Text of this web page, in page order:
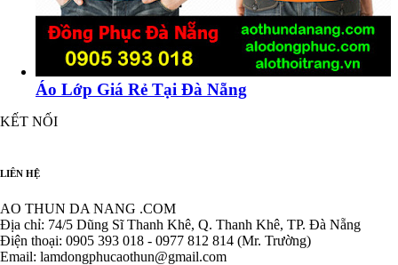
Áo Lớp Giá Rẻ Tại Đà Nẵng
KẾT NỐI
LIÊN HỆ
AO THUN DA NANG .COM
Địa chỉ: 74/5 Dũng Sĩ Thanh Khê, Q. Thanh Khê, TP. Đà Nẵng
Điện thoại: 0905 393 018 - 0977 812 814 (Mr. Trường)
Email: lamdongphucaothun@gmail.com